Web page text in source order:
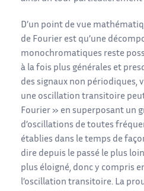
D’un point de vue
de Fourier est qu’une
monochromatiques reste
à la fois plus générales et
des signaux non périodiques,
une oscillation transitoire
Fourier » en superposant un
d’oscillations de toutes
établies dans le temps de
dire depuis le passé le plus
plus éloigné, donc y compris
l’oscillation transitoire. La